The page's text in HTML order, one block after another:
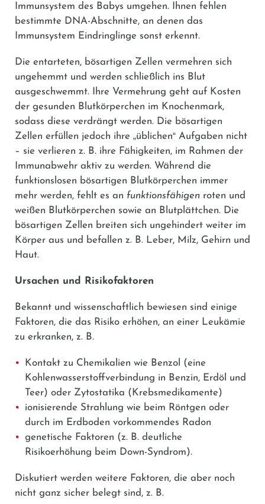
Immunsystem des Babys umgehen. Ihnen fehlen
bestimmte DNA-Abschnitte, an denen das
Immunsystem Eindringlinge sonst erkennt.
Die entarteten, bösartigen Zellen vermehren sich
ungehemmt und werden schließlich ins Blut
ausgeschwemmt. Ihre Vermehrung geht auf Kosten
der gesunden Blutkörperchen im Knochenmark,
sodass diese verdrängt werden. Die bösartigen
Zellen erfüllen jedoch ihre „üblichen“ Aufgaben nicht
– sie verlieren z. B. ihre Fähigkeiten, im Rahmen der
Immunabwehr aktiv zu werden. Während die
funktionslosen bösartigen Blutkörperchen immer
mehr werden, fehlt es an funktionsfähigen roten und
weißen Blutkörperchen sowie an Blutplättchen. Die
bösartigen Zellen breiten sich ungehindert weiter im
Körper aus und befallen z. B. Leber, Milz, Gehirn und
Haut.
Ursachen und Risikofaktoren
Bekannt und wissenschaftlich bewiesen sind einige
Faktoren, die das Risiko erhöhen, an einer Leukämie
zu erkranken, z. B.
Kontakt zu Chemikalien wie Benzol (eine
Kohlenwasserstoffverbindung in Benzin, Erdöl und
Teer) oder Zytostatika (Krebsmedikamente)
ionisierende Strahlung wie beim Röntgen oder
durch im Erdboden vorkommendes Radon
genetische Faktoren (z. B. deutliche
Risikoerhöhung beim Down-Syndrom).
Diskutiert werden weitere Faktoren, die aber noch
nicht ganz sicher belegt sind, z. B.